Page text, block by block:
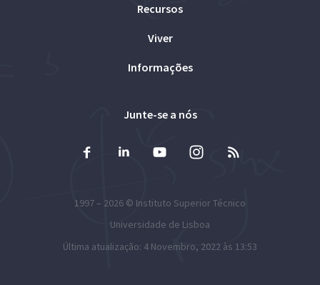
Recursos
Viver
Informações
Junte-se a nós
1997 – 2026 © Instituto Superior Técnico
Universidade de Lisboa
Última atualização: 4 Novembro, 2022 às 13:53